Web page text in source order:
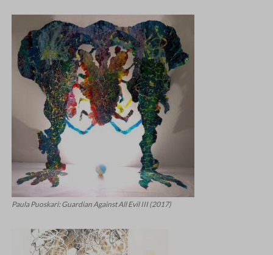
Paula Puoskari: Guardian Against All Evil III (2017)